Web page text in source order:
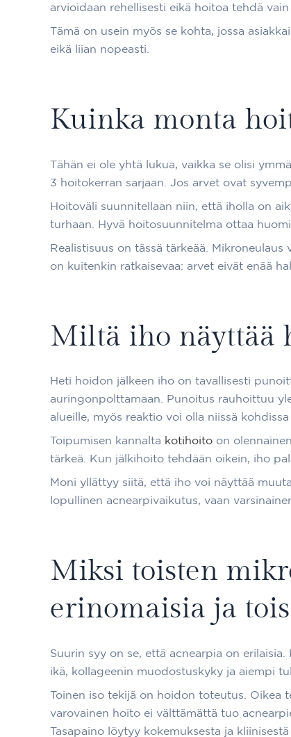
arvioidaan rehellisesti eikä hoitoa tehdä
Tämä on usein myös se kohta, jossa
eikä liian nopeasti.
Kuinka monta
Tähän ei ole yhtä lukua, vaikka se olisi
3 hoitokerran sarjaan. Jos arvet ovat
Hoitoväli suunnitellaan niin, että iholla on
turhaan. Hyvä hoitosuunnitelma ottaa
Realistisuus on tässä tärkeää.
on kuitenkin ratkaisevaa: arvet eivät enää
Miltä iho näyttää
Heti hoidon jälkeen iho on tavallisesti
auringonpolttamaan. Punoitus rauhoittuu
alueille, myös reaktio voi olla niissä kohdissa
Toipumisen kannalta kotihoito on
tärkeä. Kun jälkihoito tehdään oikein, iho
Moni yllättyy siitä, että iho voi näyttää
lopullinen acnearpivaikutus, vaan
Miksi toisten
erinomaisia ja
Suurin syy on se, että acnearpia on
ikä, kollageenin muodostuskyky ja aiempi
Toinen iso tekijä on hoidon toteutus. Oikea
varovainen hoito ei välttämättä tuo
Tasapaino löytyy kokemuksesta ja